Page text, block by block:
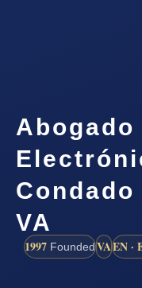
Abogado
VA
1997 FoundedVAEN ·